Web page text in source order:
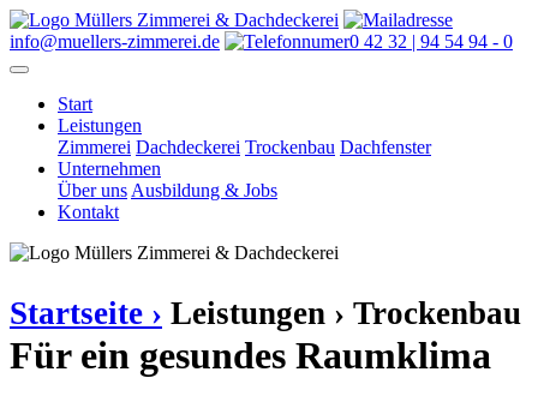
info@muellers-zimmerei.de 0 42 32 | 94 54 94 - 0
Start
Leistungen
Zimmerei Dachdeckerei Trockenbau Dachfenster
Unternehmen
Über uns Ausbildung & Jobs
Kontakt
Startseite › Leistungen › Trockenbau
Für ein gesundes Raumklima